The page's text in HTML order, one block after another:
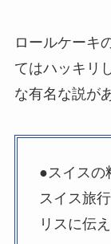
ロールケーキ
てはハッキリ
な有名な説が
●スイスの
スイス旅
リスに伝